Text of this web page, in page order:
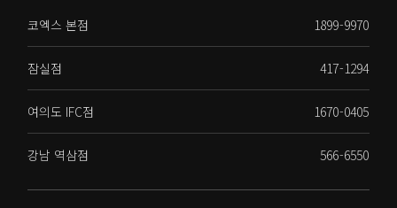
코엑스 본점 1899-9970
잠실점 417-1294
여의도 IFC점 1670-0405
강남 역삼점 566-6550